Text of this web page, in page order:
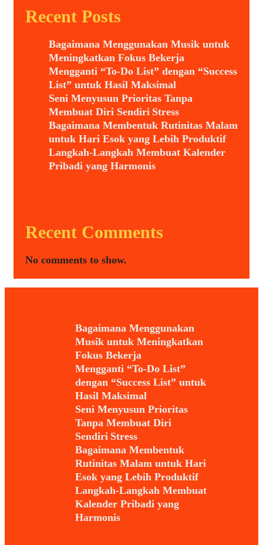
Recent Posts
Bagaimana Menggunakan Musik untuk
Meningkatkan Fokus Bekerja
Mengganti “To-Do List” dengan “Success
List” untuk Hasil Maksimal
Seni Menyusun Prioritas Tanpa
Membuat Diri Sendiri Stress
Bagaimana Membentuk Rutinitas Malam
untuk Hari Esok yang Lebih Produktif
Langkah-Langkah Membuat Kalender
Pribadi yang Harmonis
Recent Comments
No comments to show.
Bagaimana Menggunakan
Musik untuk Meningkatkan
Fokus Bekerja
Mengganti “To-Do List”
dengan “Success List” untuk
Hasil Maksimal
Seni Menyusun Prioritas
Tanpa Membuat Diri
Sendiri Stress
Bagaimana Membentuk
Rutinitas Malam untuk Hari
Esok yang Lebih Produktif
Langkah-Langkah Membuat
Kalender Pribadi yang
Harmonis